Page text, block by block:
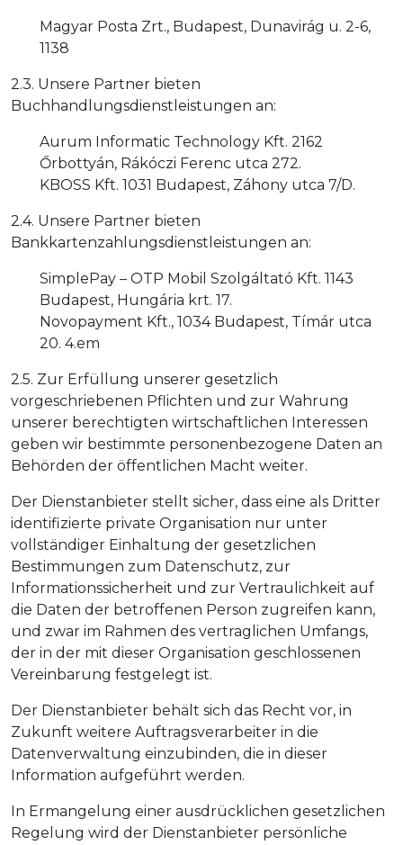
Magyar Posta Zrt., Budapest, Dunavirág u. 2-6,
1138
2.3. Unsere Partner bieten
Buchhandlungsdienstleistungen an:
Aurum Informatic Technology Kft. 2162
Őrbottyán, Rákóczi Ferenc utca 272.
KBOSS Kft. 1031 Budapest, Záhony utca 7/D.
2.4. Unsere Partner bieten
Bankkartenzahlungsdienstleistungen an:
SimplePay – OTP Mobil Szolgáltató Kft. 1143
Budapest, Hungária krt. 17.
Novopayment Kft., 1034 Budapest, Tímár utca
20. 4.em
2.5. Zur Erfüllung unserer gesetzlich
vorgeschriebenen Pflichten und zur Wahrung
unserer berechtigten wirtschaftlichen Interessen
geben wir bestimmte personenbezogene Daten an
Behörden der öffentlichen Macht weiter.
Der Dienstanbieter stellt sicher, dass eine als Dritter
identifizierte private Organisation nur unter
vollständiger Einhaltung der gesetzlichen
Bestimmungen zum Datenschutz, zur
Informationssicherheit und zur Vertraulichkeit auf
die Daten der betroffenen Person zugreifen kann,
und zwar im Rahmen des vertraglichen Umfangs,
der in der mit dieser Organisation geschlossenen
Vereinbarung festgelegt ist.
Der Dienstanbieter behält sich das Recht vor, in
Zukunft weitere Auftragsverarbeiter in die
Datenverwaltung einzubinden, die in dieser
Information aufgeführt werden.
In Ermangelung einer ausdrücklichen gesetzlichen
Regelung wird der Dienstanbieter persönliche